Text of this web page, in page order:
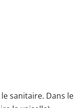
sanitaire. Dans le